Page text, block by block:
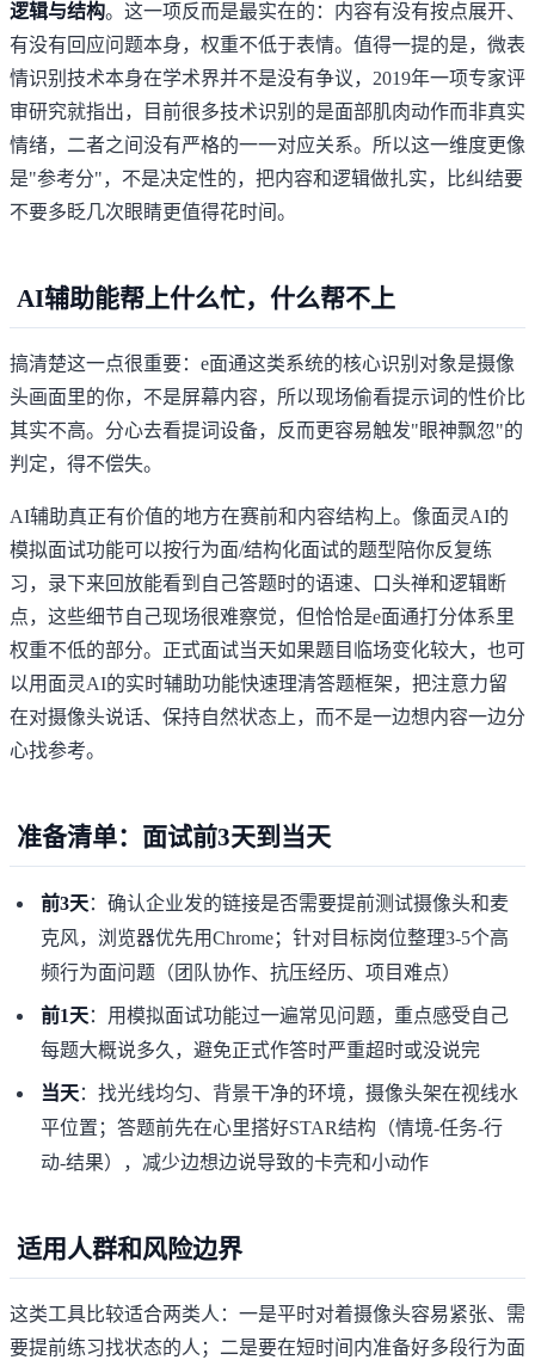
逻辑与结构。这一项反而是最实在的：内容有没有按点展开、
有没有回应问题本身，权重不低于表情。值得一提的是， 微表
情识别技术本身在学术界并不是没有争议，2019年一项专家评
审研究就指出，目前很多技术识别的是面部肌肉动作而非真实
情绪，二者之间没有严格的一一对应关系。所以这一维度更像
是"参考分"，不是决定性的，把内容和逻辑做扎实，比纠结要
不要多眨几次眼睛更值得花时间。
AI辅助能帮上什么忙，什么帮不上
搞清楚这一点很重要：e面通这类系统的核心识别对象是摄像
头画面里的你，不是屏幕内容，所以现场偷看提示词的性价比
其实不高。分心去看提词设备，反而更容易触发"眼神飘忽"的
判定，得不偿失。
AI辅助真正有价值的地方在赛前和内容结构上。像面灵AI的
模拟面试功能可以按行为面/结构化面试的题型陪你反复练
习，录下来回放能看到自己答题时的语速、口头禅和逻辑断
点，这些细节自己现场很难察觉，但恰恰是e面通打分体系里
权重不低的部分。正式面试当天如果题目临场变化较大，也可
以用 面灵AI的实时辅助功能快速理清答题框架，把注意力留
在对摄像头说话、保持自然状态上，而不是一边想内容一边分
心找参考。
准备清单：面试前3天到当天
前3天：确认企业发的链接是否需要提前测试摄像头和麦
克风，浏览器优先用Chrome；针对目标岗位整理3-5个高
频行为面问题（团队协作、抗压经历、项目难点）
前1天：用模拟面试功能过一遍常见问题，重点感受自己
每题大概说多久，避免正式作答时严重超时或没说完
当天：找光线均匀、背景干净的环境，摄像头架在视线水
平位置；答题前先在心里搭好STAR结构（情境-任务-行
动-结果），减少边想边说导致的卡壳和小动作
适用人群和风险边界
这类工具比较适合两类人：一是平时对着摄像头容易紧张、需
要提前练习找状态的人；二是要在短时间内准备好多段行为面